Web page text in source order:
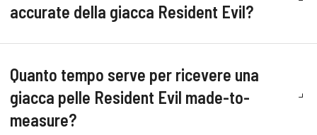
accurate della giacca Resident Evil?
Quanto tempo serve per ricevere una
giacca pelle Resident Evil made-to-
measure?